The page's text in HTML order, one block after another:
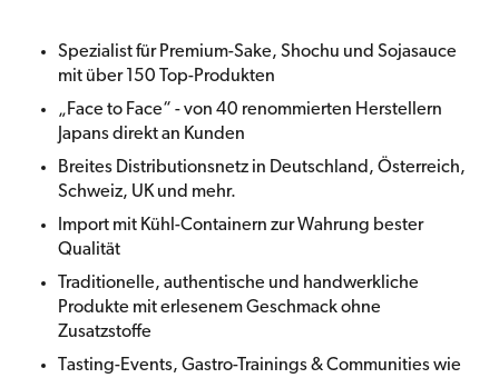
Spezialist für Premium-Sake, Shochu und Sojasauce
mit über 150 Top-Produkten
„Face to Face“ - von 40 renommierten Herstellern
Japans direkt an Kunden
Breites Distributionsnetz in Deutschland, Österreich,
Schweiz, UK und mehr.
Import mit Kühl-Containern zur Wahrung bester
Qualität
Traditionelle, authentische und handwerkliche
Produkte mit erlesenem Geschmack ohne
Zusatzstoffe
Tasting-Events, Gastro-Trainings & Communities wie